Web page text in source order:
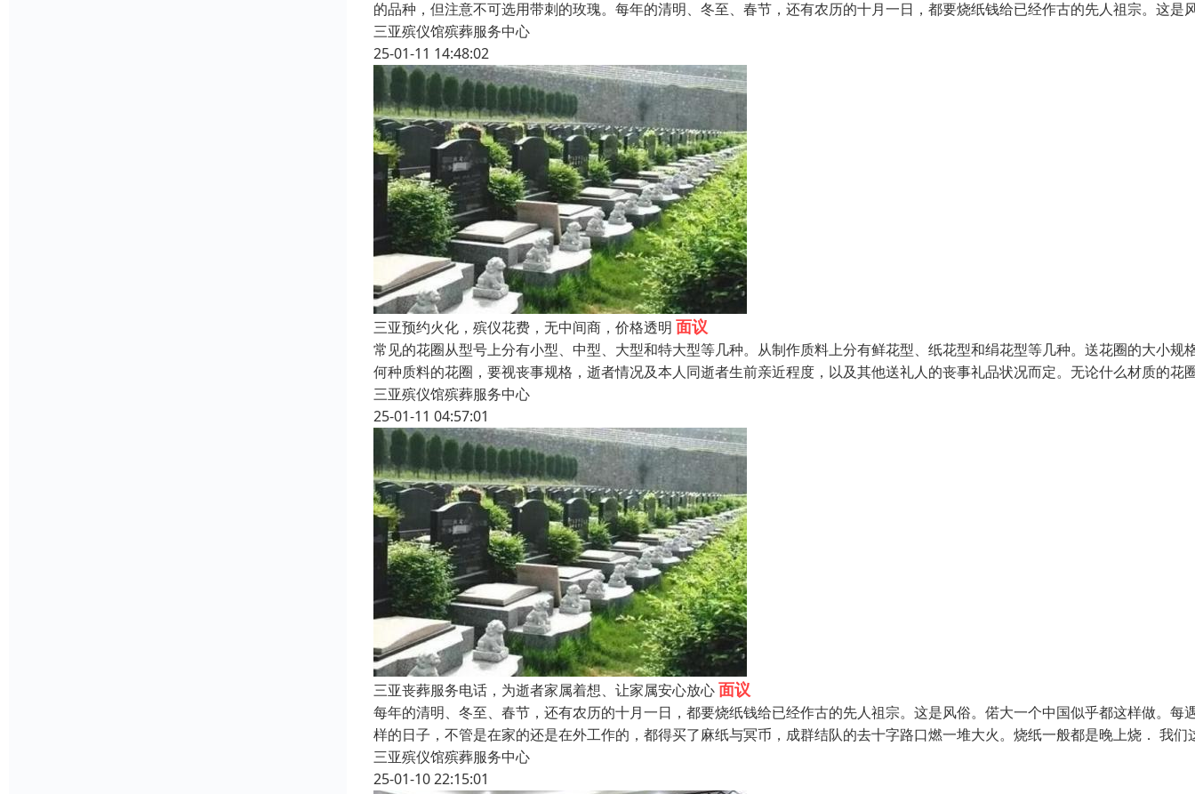
的品种，但注意不可选用带刺的玫瑰。每年的清明、冬至、春节，还有农历的十月一日，都要烧纸钱给已经作古的先人祖宗。这是
三亚殡仪馆殡葬服务中心
25-01-11 14:48:02
三亚预约火化，殡仪花费，无中间商，价格透明 面议
常见的花圈从型号上分有小型、中型、大型和特大型等几种。从制作质料上分有鲜花型、纸花型和绢花型等几种。送花圈的大小规
何种质料的花圈，要视丧事规格，逝者情况及本人同逝者生前亲近程度，以及其他送礼人的丧事礼品状况而定。无论什么材质的花
三亚殡仪馆殡葬服务中心
25-01-11 04:57:01
三亚丧葬服务电话，为逝者家属着想、让家属安心放心面议
每年的清明、冬至、春节，还有农历的十月一日，都要烧纸钱给已经作古的先人祖宗。这是风俗。偌大一个中国似乎都这样做。每
样的日子，不管是在家的还是在外工作的，都得买了麻纸与冥币，成群结队的去十字路口燃一堆大火。烧纸一般都是晚上烧． 我们
三亚殡仪馆殡葬服务中心
25-01-10 22:15:01